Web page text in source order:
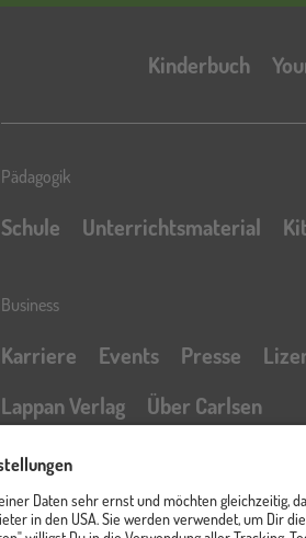
Kinderbuch
Pädagogik
Schule Unterrichtsmaterial
Business
Karriere Events Presse
Lappan Verlag
Über Carlsen